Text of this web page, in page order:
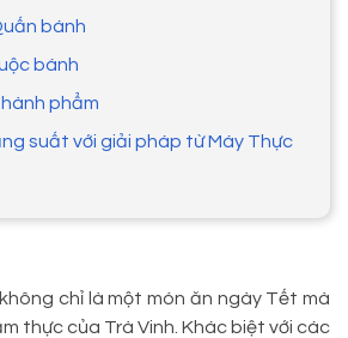
bánh
bánh
phẩm
suất với giải pháp từ Máy Thực
chỉ là một món ăn ngày Tết mà
thực của Trà Vinh. Khác biệt với các